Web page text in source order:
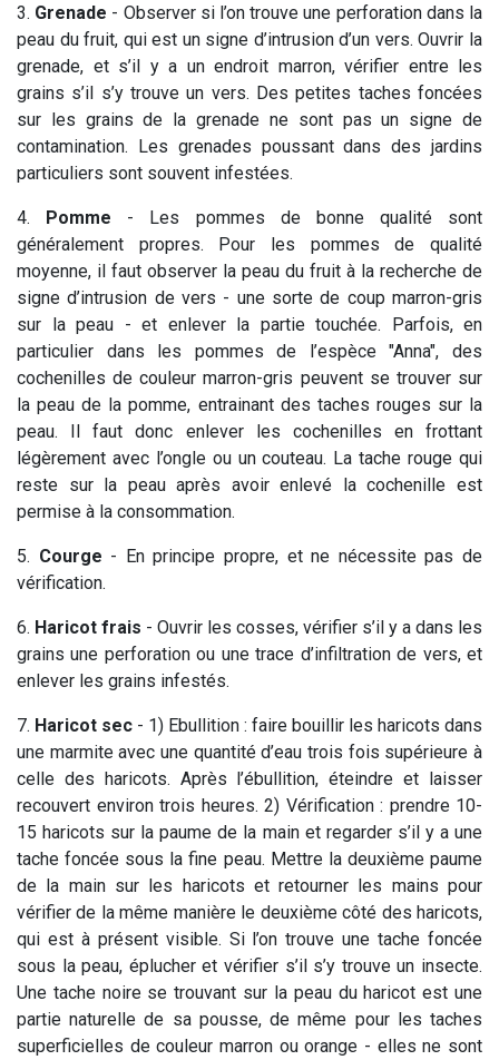
3. Grenade - Observer si l’on trouve une perforation dans la
peau du fruit, qui est un signe d’intrusion d’un vers. Ouvrir la
grenade, et s’il y a un endroit marron, vérifier entre les
grains s’il s’y trouve un vers. Des petites taches foncées
sur les grains de la grenade ne sont pas un signe de
contamination. Les grenades poussant dans des jardins
particuliers sont souvent infestées.
4. Pomme - Les pommes de bonne qualité sont
généralement propres. Pour les pommes de qualité
moyenne, il faut observer la peau du fruit à la recherche de
signe d’intrusion de vers - une sorte de coup marron-gris
sur la peau - et enlever la partie touchée. Parfois, en
particulier dans les pommes de l’espèce "Anna", des
cochenilles de couleur marron-gris peuvent se trouver sur
la peau de la pomme, entrainant des taches rouges sur la
peau. Il faut donc enlever les cochenilles en frottant
légèrement avec l’ongle ou un couteau. La tache rouge qui
reste sur la peau après avoir enlevé la cochenille est
permise à la consommation.
5. Courge - En principe propre, et ne nécessite pas de
vérification.
6. Haricot frais - Ouvrir les cosses, vérifier s’il y a dans les
grains une perforation ou une trace d’infiltration de vers, et
enlever les grains infestés.
7. Haricot sec - 1) Ebullition : faire bouillir les haricots dans
une marmite avec une quantité d’eau trois fois supérieure à
celle des haricots. Après l’ébullition, éteindre et laisser
recouvert environ trois heures. 2) Vérification : prendre 10-
15 haricots sur la paume de la main et regarder s’il y a une
tache foncée sous la fine peau. Mettre la deuxième paume
de la main sur les haricots et retourner les mains pour
vérifier de la même manière le deuxième côté des haricots,
qui est à présent visible. Si l’on trouve une tache foncée
sous la peau, éplucher et vérifier s’il s’y trouve un insecte.
Une tache noire se trouvant sur la peau du haricot est une
partie naturelle de sa pousse, de même pour les taches
superficielles de couleur marron ou orange - elles ne sont